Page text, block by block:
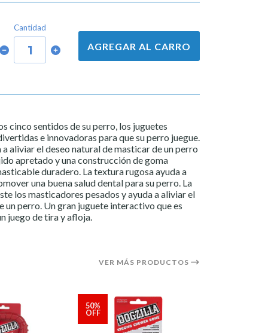
Cantidad
AGREGAR AL CARRO
cinco sentidos de su perro, los juguetes
e innovadoras para que su perro juegue.
aliviar el deseo natural de masticar de un perro
apretado y una construcción de goma
duradero. La textura rugosa ayuda a
una buena salud dental para su perro. La
los masticadores pesados ​​y ayuda a aliviar el
un perro. Un gran juguete interactivo que es
juego de tira y afloja.
VER MÁS PRODUCTOS
50%
OFF